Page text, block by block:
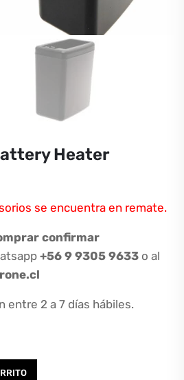
Heater
se encuentra en remate.
confirmar
+56 9 9305 9633 o al
entre 2 a 7 días hábiles.